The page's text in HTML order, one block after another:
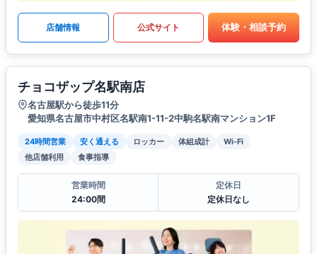
店舗情報 公式サイト 体験・相談予約
チョコザップ名駅南店
名古屋駅から徒歩11分
愛知県名古屋市中村区名駅南1-11-2中駒名駅南マンション1F
24時間営業 安く通える ロッカー 体組成計
Wi-Fi
他店舗利用
食事指導
営業時間
24:00間
定休日
定休日なし